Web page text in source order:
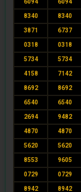
6094 6094
8340 8340
3871 6737
0318 0318
5734 5734
4158 7142
8692 8692
6540 6540
2694 9482
4870 4870
5620 5620
8553 9605
0729 0729
8942 8942